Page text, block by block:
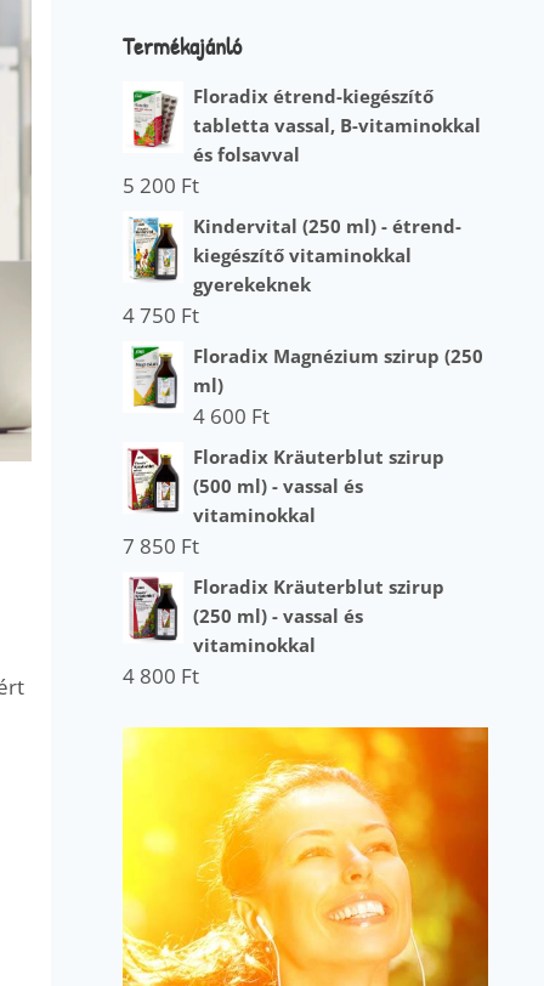
Termékajánló
Floradix étrend-kiegészítő
tabletta vassal, B-vitaminokkal
és folsavval
5 200 Ft
Kindervital (250 ml) - étrend-
kiegészítő vitaminokkal
gyerekeknek
4 750 Ft
Floradix Magnézium szirup (250
ml)
4 600 Ft
Floradix Kräuterblut szirup
(500 ml) - vassal és
vitaminokkal
7 850 Ft
Floradix Kräuterblut szirup
(250 ml) - vassal és
vitaminokkal
4 800 Ft